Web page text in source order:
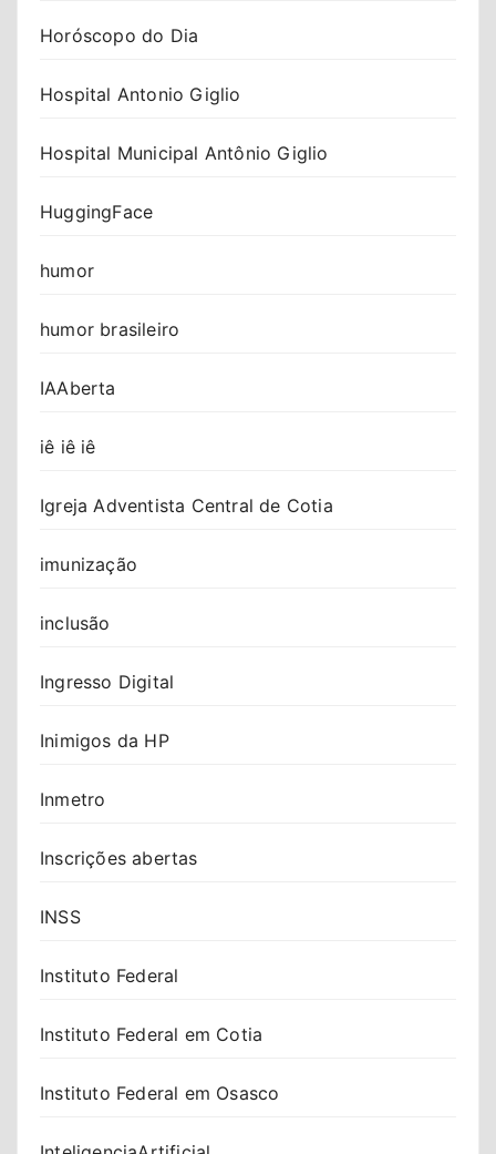
Horóscopo do Dia
Hospital Antonio Giglio
Hospital Municipal Antônio Giglio
HuggingFace
humor
humor brasileiro
IAAberta
iê iê iê
Igreja Adventista Central de Cotia
imunização
inclusão
Ingresso Digital
Inimigos da HP
Inmetro
Inscrições abertas
INSS
Instituto Federal
Instituto Federal em Cotia
Instituto Federal em Osasco